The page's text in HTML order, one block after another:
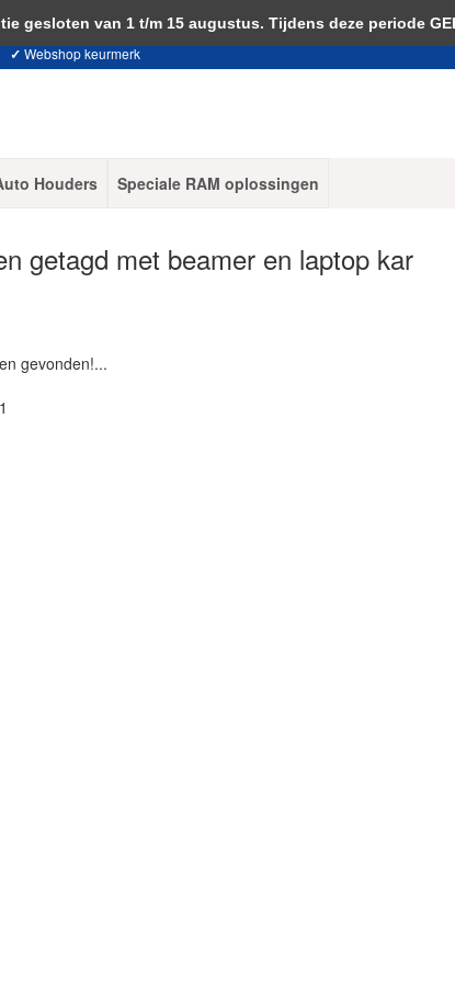
✓ Webshop keurmerk
Houders Speciale RAM oplossingen
getagd met beamer en laptop kar
gevonden!...
met het gebruik van cookies om onze website te verbeteren. Dit
gesloten van 1 t/m 15 augustus. Tijdens deze periode